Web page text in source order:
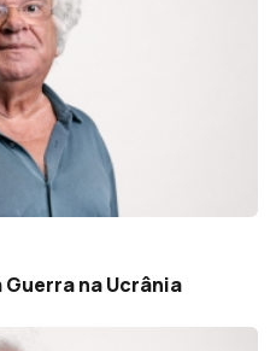
na Ucrânia